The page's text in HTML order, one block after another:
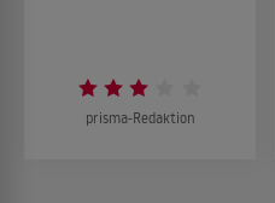
prisma-Redaktion